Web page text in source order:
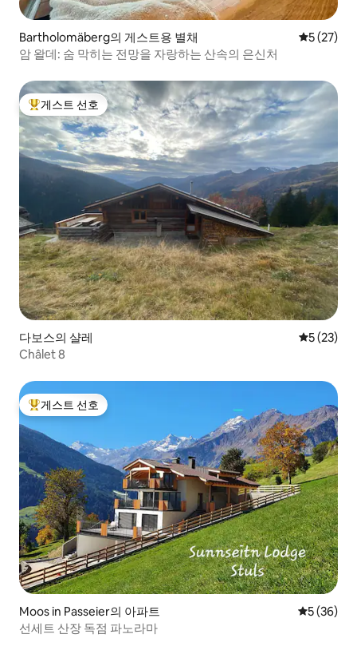
Bartholomäberg의 게스트용 별채 평점 5점
5 (27)
암 왈데: 숨 막히는 전망을 자랑하는 산속의 은신처
상위 게스트 선호
게스트 선호
다보스의 샬레 평점 5점
5 (23)
Châlet 8
상위 게스트 선호
게스트 선호
Moos in Passeier의 아파트 평점 5점(5
5 (36)
선세트 산장 독점 파노라마